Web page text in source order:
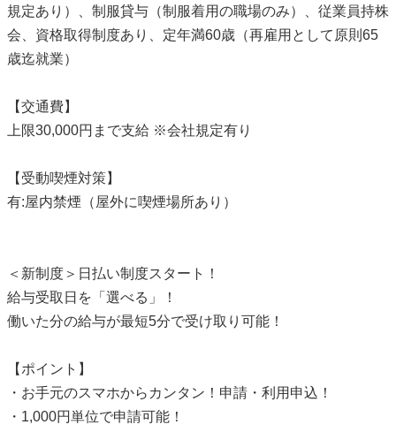
規定あり）、制服貸与（制服着用の職場のみ）、従業員持株
会、資格取得制度あり、定年満60歳（再雇用として原則65
歳迄就業）
【交通費】
上限30,000円まで支給 ※会社規定有り
【受動喫煙対策】
有:屋内禁煙（屋外に喫煙場所あり）
＜新制度＞日払い制度スタート！
給与受取日を「選べる」！
働いた分の給与が最短5分で受け取り可能！
【ポイント】
・お手元のスマホからカンタン！申請・利用申込！
・1,000円単位で申請可能！